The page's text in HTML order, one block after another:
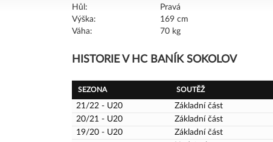
Hůl:
Pravá
Výška:
169 cm
Váha:
70 kg
HISTORIE V HC BANÍK SOKOLOV
SEZONA SOUTĚŽ
21/22 - U20 Základní část
20/21 - U20
Základní část
19/20 - U20
Základní část